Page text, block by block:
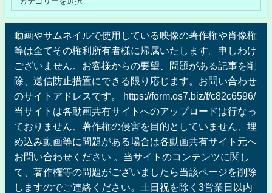
動画やサムネイルで使用している映像の著作権や肖像権
等は全てその権利所有者様に帰属いたします。申しわけ
ございません。お客様からの要望、問題がある記事を削
除、送信防止措置にできる限り応じます。お問い合わせ
のサイトアドレスです。 https://form.os7.biz/f/c82c6596/
当サイトは各動画共有サイトへのアップロードは行なっ
ておりません、著作権の侵害を目的としていません、埋
め込み動画等に問題がある場合は各動画共有サイト元へ
お問い合わせください 。当サイトのコンテンツに関し
て、著作権等の問題がございましたら当該ページを削除
しますのでご連絡ください。土日祝を除く3営業日以内